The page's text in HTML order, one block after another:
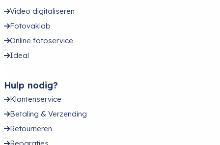
Video digitaliseren
Fotovaklab
Online fotoservice
Ideal
Hulp nodig?
Klantenservice
Betaling & Verzending
Retourneren